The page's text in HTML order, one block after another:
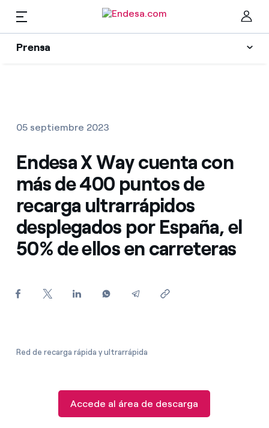
Prensa
Prensa
Encuentra la tarifa que más te conviene
Compara nuestras tarifas de empresa y ahorra
Por cada kWh que ahorres, te descontamos otro
Recursos
Colecciones
Contactos prensa
ES
05 septiembre 2023
Endesa X Way cuenta con
más de 400 puntos de
recarga ultrarrápidos
desplegados por España, el
50% de ellos en carreteras
Red de recarga rápida y ultrarrápida
Accede al área de descarga